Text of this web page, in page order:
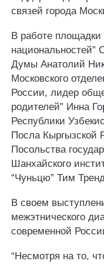
связей города
В работе площадки
национальностей”
Думы Анатолий
Московского
России, лидер
родителей” Инна
Республики
Посла Кыргызской
Посольства
Шанхайского
“Чуньцю” Тим
В своем
межэтнического
современной
“Несмотря на то,